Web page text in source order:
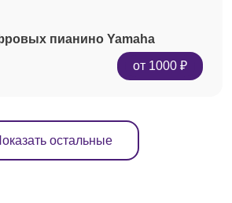
пианино Yamaha
от 1000 ₽
остальные